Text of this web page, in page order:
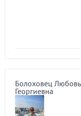
Болоховец Любовь
Георгиевна